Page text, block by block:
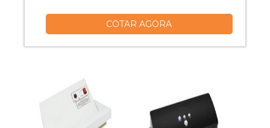
da empresa.UM POUCO MAIS SOBRE O
de atuação. A Vitta Reatores foca seus
esforços em pr...
COTAR AGORA